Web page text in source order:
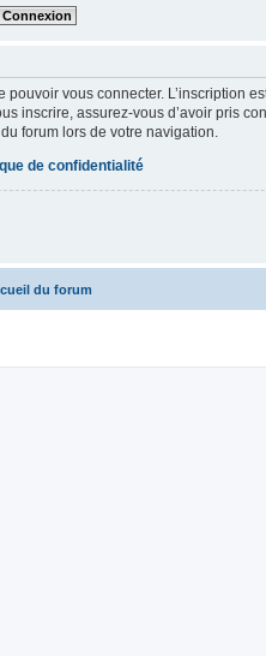
pouvoir vous connecter. L’inscription
inscrire, assurez-vous d’avoir pris
forum lors de votre navigation.
de confidentialité
du forum